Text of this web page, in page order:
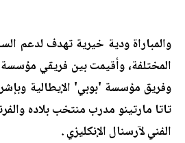
والمباراة ودية خيرية تهدف لدعم
المختلفة، وأقيمت بين فريقي
وفريق مؤسسة 'بوبي' الإيطالية
تاتا مارتينو مدرب منتخب بلاده
الفني لآرسنال الإنكليزي.